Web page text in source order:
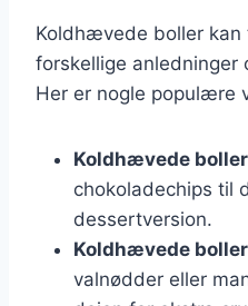
Koldhævede boller kan
forskellige
Her er nogle populære
Koldhævede
chokoladechips til
dessertversion.
Koldhævede
valnødder eller